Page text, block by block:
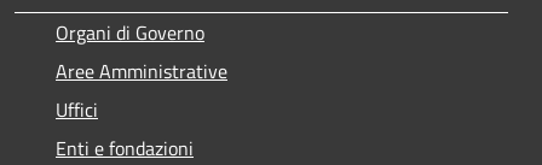
Organi di Governo
Aree Amministrative
Uffici
Enti e fondazioni